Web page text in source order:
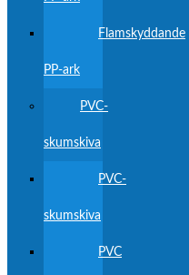
Flamskyddande
PP-ark
PVC-
skumskiva
PVC-
skumskiva
PVC